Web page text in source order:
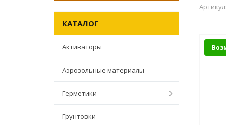
КАТАЛОГ
Активаторы
Аэрозольные материалы
Герметики
Грунтовки